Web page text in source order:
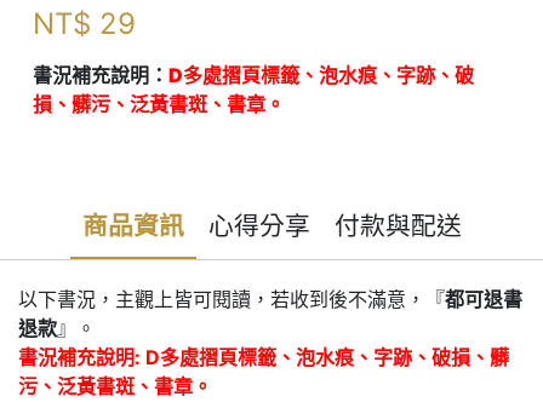
NT$ 29
書況補充說明： D多處摺頁標籤、泡水痕、字跡、破
損、髒污、泛黃書斑、書章。
商品資訊 心得分享 付款與配送
以下書況，主觀上皆可閱讀，若收到後不滿意，『都可退書
退款』。
書況補充說明: D多處摺頁標籤、泡水痕、字跡、破損、髒
污、泛黃書斑、書章。